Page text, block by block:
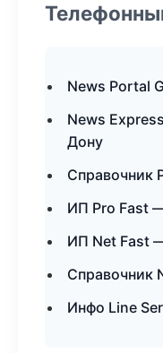
News Portal
News
Дону
Справочник
ИП Pro Fast
ИП Net Fast
Справочник
Инфо Line